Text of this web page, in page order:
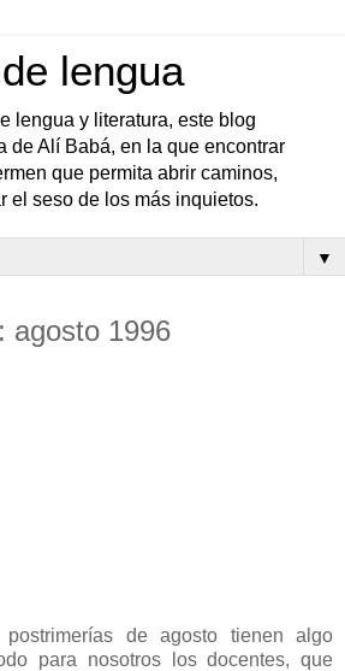
lengua
lengua y literatura, este blog
de Alí Babá, en la que encontrar
que permita abrir caminos,
el seso de los más inquietos.
▼
agosto 1996
postrimerías de agosto tienen algo
para nosotros los docentes, que